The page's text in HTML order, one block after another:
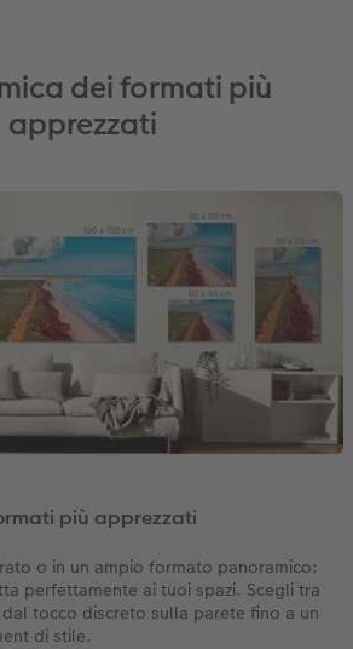
dei formati più
apprezzati
più apprezzati
o in un ampio formato panoramico:
perfettamente ai tuoi spazi. Scegli tra
tocco discreto sulla parete fino a un
di stile.